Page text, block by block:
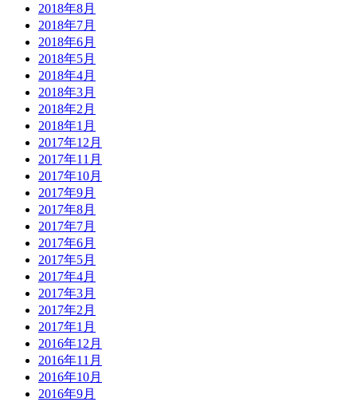
2018年8月
2018年7月
2018年6月
2018年5月
2018年4月
2018年3月
2018年2月
2018年1月
2017年12月
2017年11月
2017年10月
2017年9月
2017年8月
2017年7月
2017年6月
2017年5月
2017年4月
2017年3月
2017年2月
2017年1月
2016年12月
2016年11月
2016年10月
2016年9月